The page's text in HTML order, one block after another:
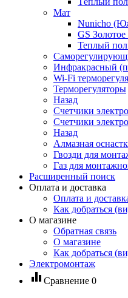
Мат
Nunicho
GS
Теплый
Инфракрасный
Wi-Fi
Терморегуляторы
Назад
Счетчики
Счетчики
Назад
Алмазная
Гвозди для
Газ для
Расширенный поиск
Оплата и доставка
Оплата и
Как добраться
О магазине
Обратная связь
О магазине
Как добраться
Электромонтаж
equalizer Сравнение 0